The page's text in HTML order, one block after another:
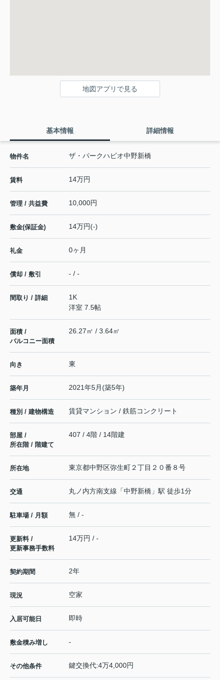
地図アプリで見る
基本情報 詳細情報
物件名 ザ・パークハビオ中野新橋
賃料 14万円
管理 / 共益費 10,000円
敷金(保証金) 14万円(-)
礼金 0ヶ月
償却 / 敷引 - / -
間取り / 詳細
1K
洋室 7.5帖
面積 /
バルコニー面積
26.27㎡ / 3.64㎡
向き 東
築年月 2021年5月(築5年)
種別 / 建物構造 賃貸マンション / 鉄筋コンクリート
部屋 /
所在階 / 階建て
407 / 4階 / 14階建
所在地 東京都中野区弥生町２丁目２０番８号
交通 丸ノ内方南支線 「中野新橋 」駅 徒歩1分
駐車場 / 月額 無 / -
更新料 /
更新事務手数料
14万円 / -
契約期間 2年
現況 空家
入居可能日 即時
敷金積み増し -
その他条件 鍵交換代:4万4,000円